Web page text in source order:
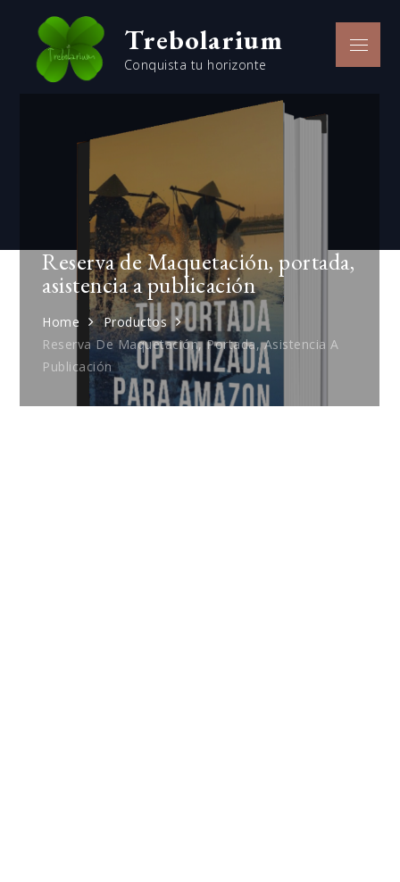
content
Trebolarium
Conquista tu horizonte
Menu
Reserva de Maquetación, portada,
asistencia a publicación
Home
Productos
Reserva De Maquetación, Portada, Asistencia A
Publicación